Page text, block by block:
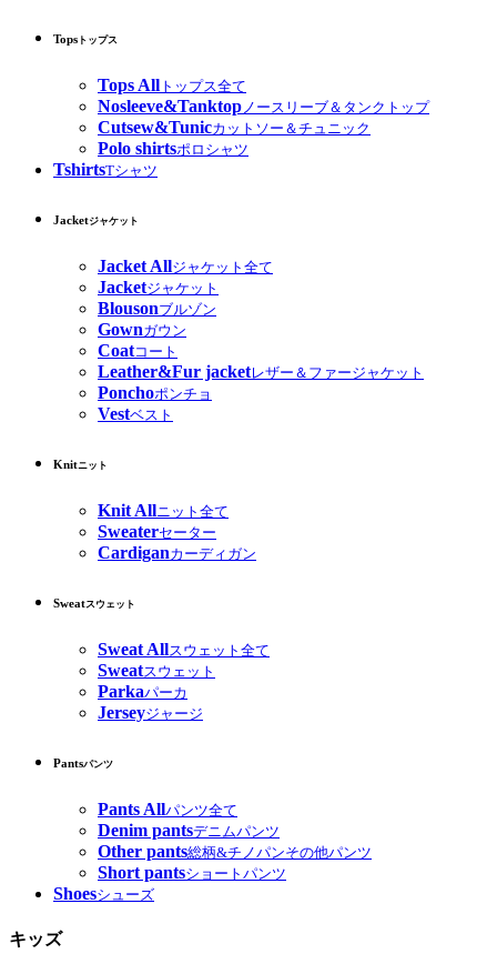
Tops トップス
Tops All トップス全て
Nosleeve&Tanktop ノースリーブ＆タンクトップ
Cutsew&Tunicカットソー＆チュニック
Polo shirtsポロシャツ
TshirtsTシャツ
Jacketジャケット
Jacket Allジャケット全て
Jacketジャケット
Blousonブルゾン
Gownガウン
Coatコート
Leather&Fur jacketレザー＆ファージャケット
Ponchoポンチョ
Vestベスト
Knitニット
Knit Allニット全て
Sweaterセーター
Cardiganカーディガン
Sweatスウェット
Sweat Allスウェット全て
Sweatスウェット
Parkaパーカ
Jerseyジャージ
Pantsパンツ
Pants Allパンツ全て
Denim pantsデニムパンツ
Other pants総柄&チノパンその他パンツ
Short pantsショートパンツ
Shoesシューズ
キッズ